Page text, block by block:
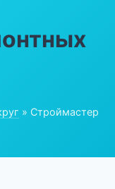
» Строймастер